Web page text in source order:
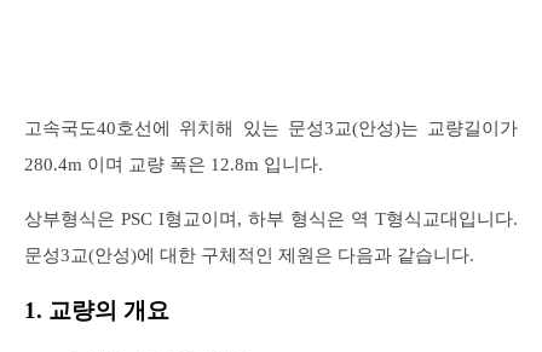
고속국도40호선에 위치해 있는 문성3교(안성)는 교량길이가
280.4m 이며 교량 폭은 12.8m 입니다.
상부형식은 PSC I형교이며, 하부 형식은 역 T형식교대입니다.
문성3교(안성)에 대한 구체적인 제원은 다음과 같습니다.
1. 교량의 개요